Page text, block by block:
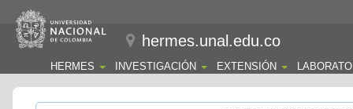
hermes.unal.edu.co
HERMES INVESTIGACIÓN EXTENSIÓN